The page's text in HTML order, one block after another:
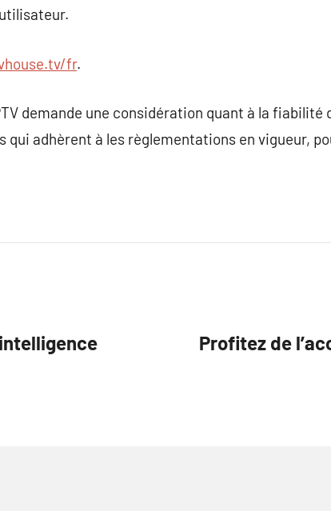
fr.
demande une considération quant à la fiabilité
adhèrent à les règlementations en vigueur,
Profitez de